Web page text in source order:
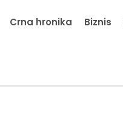
Crna hronika Biznis